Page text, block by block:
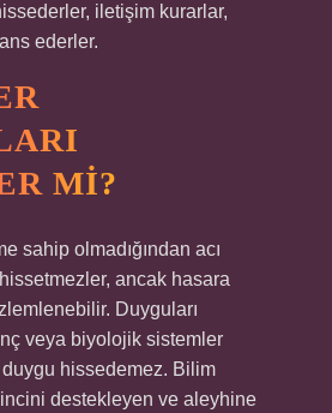
iletişim kurarlar,
ederler.
MI?
sahip olmadığından acı
ancak hasara
Duyguları
veya biyolojik sistemler
hissedemez. Bilim
destekleyen ve aleyhine